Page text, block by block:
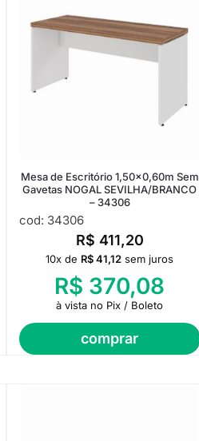
Mesa de Escritório 1,50×0,60m Sem
Gavetas NOGAL SEVILHA/BRANCO
– 34306
cod: 34306
R$ 411,20
comprar
10x de R$41,12 sem juros
R$ 370,08
à vista no Pix / Boleto